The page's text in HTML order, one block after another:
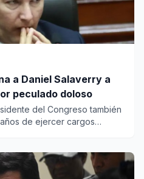
a Daniel Salaverry a
peculado doloso
del Congreso también
de ejercer cargos